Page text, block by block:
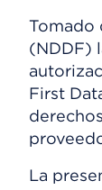
Tomado
(NDDF)
First
La